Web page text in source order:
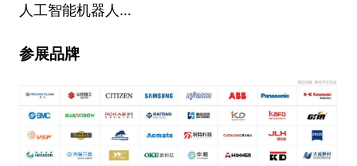
人工智能机器人…
参展品牌